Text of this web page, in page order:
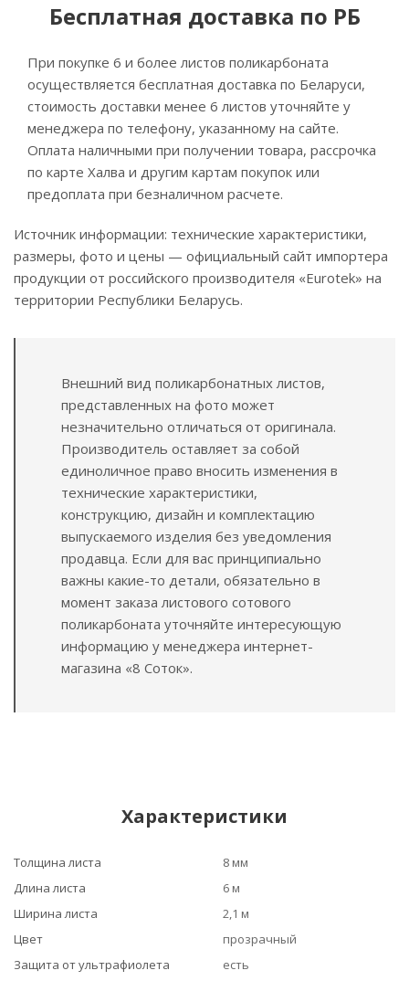
Бесплатная доставка по РБ
При покупке 6 и более листов поликарбоната
осуществляется бесплатная доставка по Беларуси,
стоимость доставки менее 6 листов уточняйте у
менеджера по телефону, указанному на сайте.
Оплата наличными при получении товара, рассрочка
по карте Халва и другим картам покупок или
предоплата при безналичном расчете.
Источник информации: технические характеристики,
размеры, фото и цены — официальный сайт импортера
продукции от российского производителя «Eurotek» на
территории Республики Беларусь.
Внешний вид поликарбонатных листов,
представленных на фото может
незначительно отличаться от оригинала.
Производитель оставляет за собой
единоличное право вносить изменения в
технические характеристики,
конструкцию, дизайн и комплектацию
выпускаемого изделия без уведомления
продавца. Если для вас принципиально
важны какие-то детали, обязательно в
момент заказа листового сотового
поликарбоната уточняйте интересующую
информацию у менеджера интернет-
магазина «8 Соток».
Характеристики
Толщина листа
8 мм
Длина листа
6 м
Ширина листа
2,1 м
Цвет
прозрачный
Защита от ультрафиолета
есть